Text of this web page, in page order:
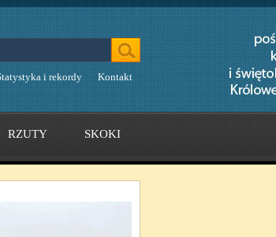
i rekordy Kontakt
RZUTY SKOKI